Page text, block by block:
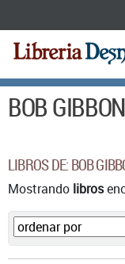
BOB
LIBROS DE: BOB
Mostrando libros